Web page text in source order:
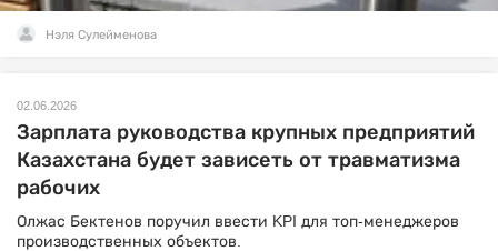
Нэля Сулейменова
02.06.2026
Зарплата руководства крупных предприятий
Казахстана будет зависеть от травматизма
рабочих
Олжас Бектенов поручил ввести KPI для топ-менеджеров
производственных объектов.